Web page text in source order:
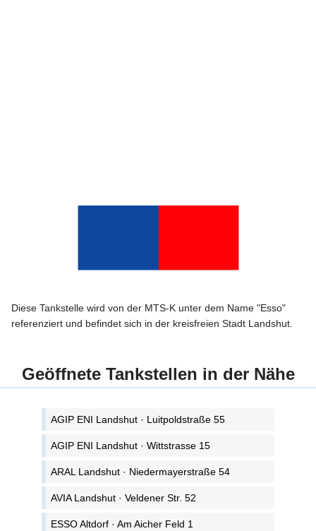
Diese Tankstelle wird von der MTS-K unter dem Name "Esso"
referenziert und befindet sich in der kreisfreien Stadt Landshut.
Geöffnete Tankstellen in der Nähe
AGIP ENI Landshut · Luitpoldstraße 55
AGIP ENI Landshut · Wittstrasse 15
ARAL Landshut · Niedermayerstraße 54
AVIA Landshut · Veldener Str. 52
ESSO Altdorf · Am Aicher Feld 1